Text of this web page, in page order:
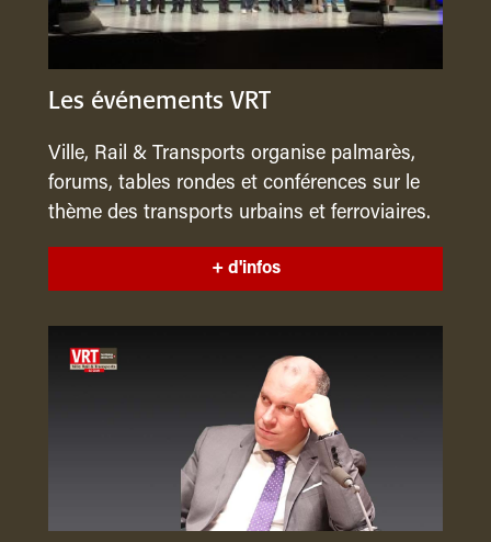
Les événements VRT
Ville, Rail & Transports organise palmarès,
forums, tables rondes et conférences sur le
thème des transports urbains et ferroviaires.
+ d'infos